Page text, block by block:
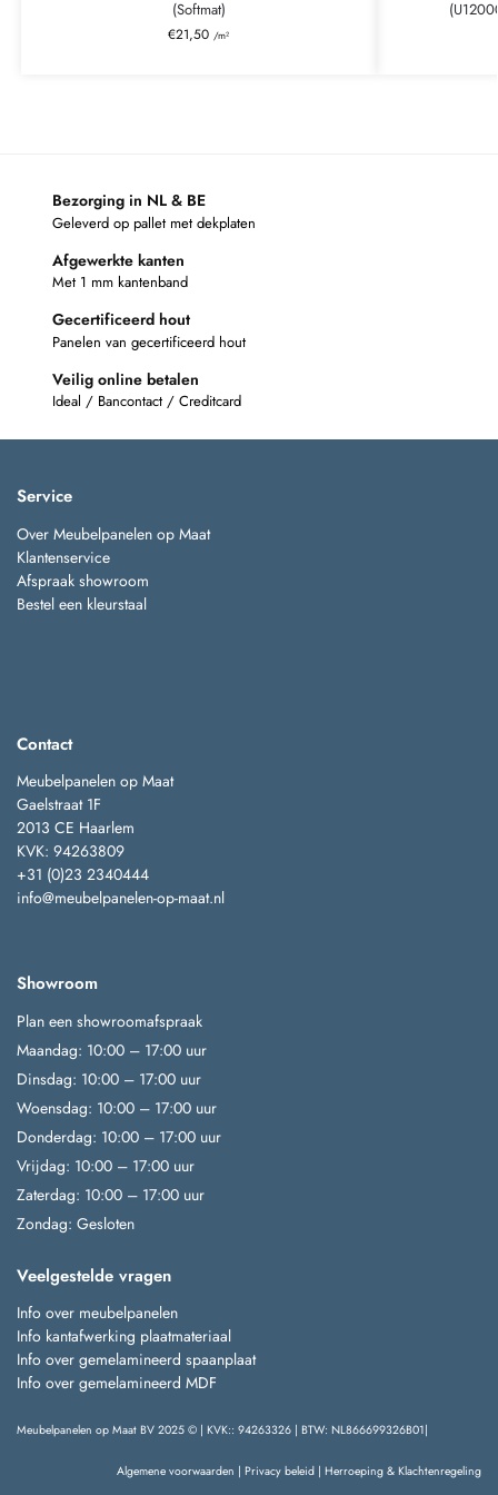
(Softmat)
€21,50 /m²
Bezorging in NL & BE
Geleverd op pallet met dekplaten
Afgewerkte kanten
Met 1 mm kantenband
Gecertificeerd hout
Panelen van gecertificeerd hout
Veilig online betalen
Ideal / Bancontact / Creditcard
Service
Over Meubelpanelen op Maat
Klantenservice
Afspraak showroom
Bestel een kleurstaal
Contact
Meubelpanelen op Maat
Gaelstraat 1F
2013 CE Haarlem
KVK: 94263809
+31 (0)23 2340444
info@meubelpanelen-op-maat.nl
Showroom
Plan een showroomafspraak
Maandag: 10:00 – 17:00 uur
Dinsdag: 10:00 – 17:00 uur
Woensdag: 10:00 – 17:00 uur
Donderdag: 10:00 – 17:00 uur
Vrijdag: 10:00 – 17:00 uur
Zaterdag: 10:00 – 17:00 uur
Zondag: Gesloten
Veelgestelde vragen
Info over meubelpanelen
Info kantafwerking plaatmateriaal
Info over gemelamineerd spaanplaat
Info over gemelamineerd MDF
Meubelpanelen op Maat BV 2025 © | KVK:: 94263326 | BTW: NL866699326B01|
Algemene voorwaarden | Privacy beleid | Herroeping & Klachtenregeling